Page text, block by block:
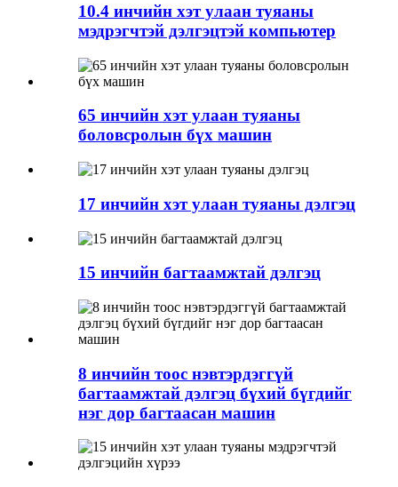
10.4 инчийн хэт улаан туяаны
мэдрэгчтэй дэлгэцтэй компьютер
65 инчийн хэт улаан туяаны
боловсролын бүх машин
17 инчийн хэт улаан туяаны дэлгэц
15 инчийн багтаамжтай дэлгэц
8 инчийн тоос нэвтэрдэггүй
багтаамжтай дэлгэц бүхий бүгдийг
нэг дор багтаасан машин